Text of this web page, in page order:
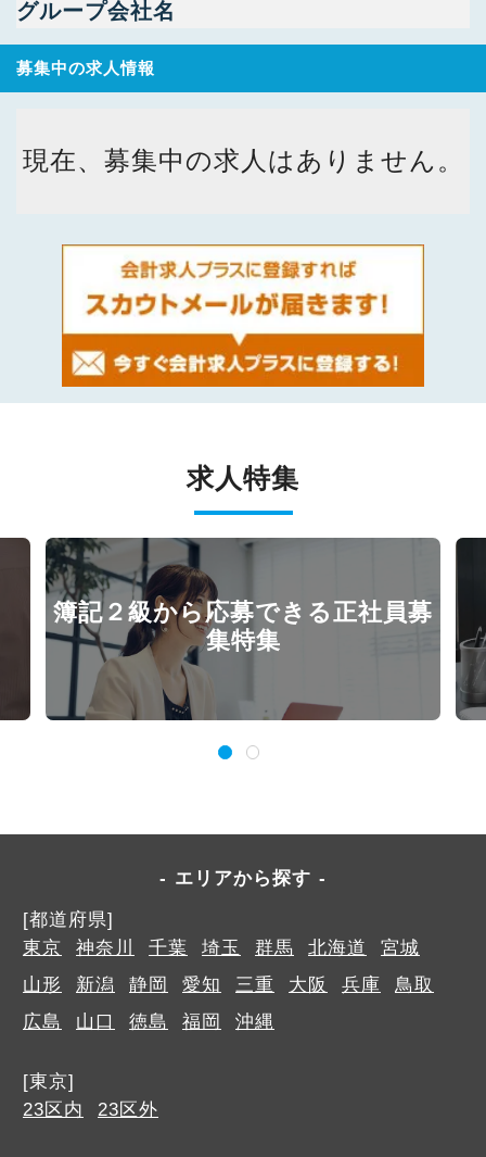
グループ会社名
募集中の求人情報
現在、募集中の求人はありません。
求人特集
簿記２級から応募できる正社員募
集特集
エリアから探す
[都道府県]
東京
神奈川 千葉 埼玉 群馬 北海道
宮城
山形
新潟 静岡 愛知 三重 大阪 兵庫
鳥取
広島
山口 徳島 福岡 沖縄
[東京]
23区内
23区外